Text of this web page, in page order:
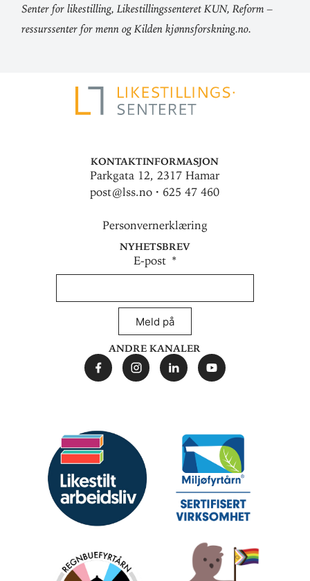
Senter for like­stilling, Like­stil­lings­sen­teret KUN, Reform –
res­surs­senter for menn og Kilden kjønnsforskning.no.
Kontaktinformasjon
Parkgata 12, 2317 Hamar
post@lss.no · 625 47 460
Personvernerklæring
Nyhetsbrev
E-post
Meld på
Andre kanaler